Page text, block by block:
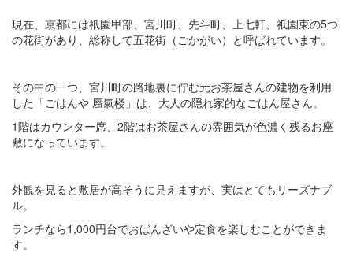
現在、京都には祇󠄀園甲部、宮川町、先斗町、上七軒、祇󠄀園東の5つ
の花街があり、総称して五花街（ごかがい）と呼ばれています。
その中の一つ、宮川町の路地裏に佇む元お茶屋さんの建物を利用
した「ごはんや 蜃氣楼」は、大人の隠れ家的なごはん屋さん。
1階はカウンター席、2階はお茶屋さんの雰囲気が色濃く残るお座
敷になっています。
外観を見ると敷居が高そうに見えますが、実はとてもリーズナブ
ル。
ランチなら1,000円台でおばんざいや定食を楽しむことができま
す。